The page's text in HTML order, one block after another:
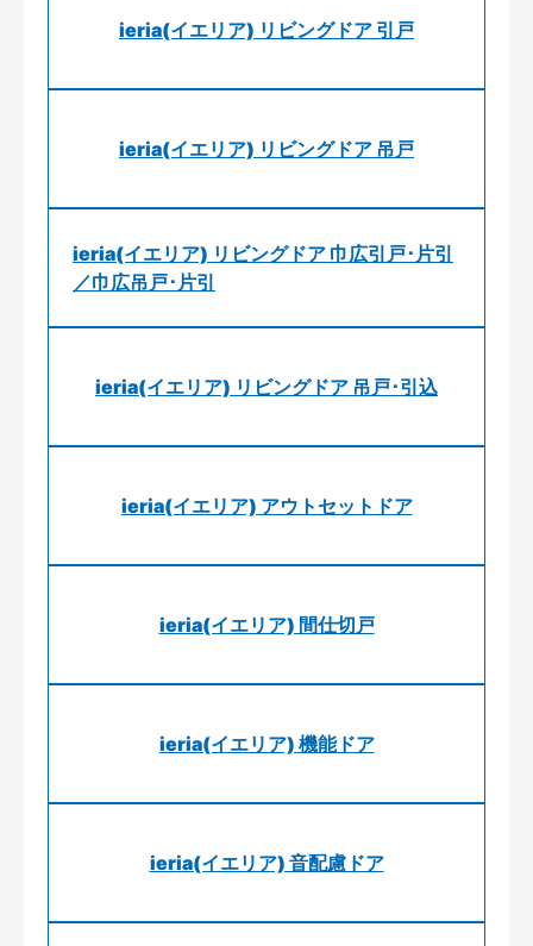
ieria(イエリア) リビングドア 引戸
ieria(イエリア) リビングドア 吊戸
ieria(イエリア) リビングドア 巾広引戸･片引
／巾広吊戸･片引
ieria(イエリア) リビングドア 吊戸･引込
ieria(イエリア) アウトセットドア
ieria(イエリア) 間仕切戸
ieria(イエリア) 機能ドア
ieria(イエリア) 音配慮ドア